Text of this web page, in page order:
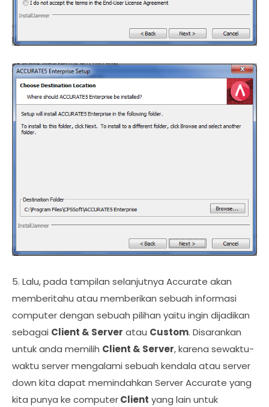
5. Lalu, pada tampilan selanjutnya Accurate akan
memberitahu atau memberikan sebuah informasi
computer dengan sebuah pilihan yaitu ingin dijadikan
sebagai Client & Server atau Custom. Disarankan
untuk anda memilih Client & Server, karena sewaktu-
waktu server mengalami sebuah kendala atau server
down kita dapat memindahkan Server Accurate yang
kita punya ke computerClient yang lain untuk